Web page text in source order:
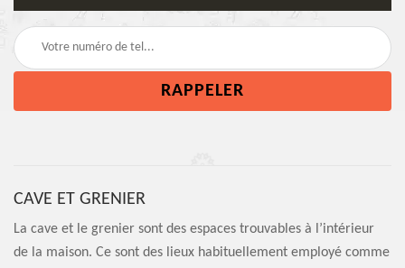
CAVE ET GRENIER
La cave et le grenier sont des espaces trouvables à l’intérieur
de la maison. Ce sont des lieux habituellement employé comme